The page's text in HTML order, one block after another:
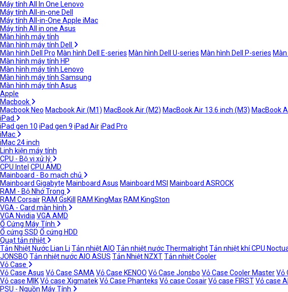
Máy tính All In One Lenovo
Máy tính All-in-one Dell
Máy tính All-in-One Apple iMac
Máy tính All in one Asus
Màn hình máy tính
Màn hình máy tính Dell
Màn hình Dell Pro Màn hình Dell E-series Màn hình Dell U-series Màn hình Dell P-series
Màn hình máy tính HP
Màn hình máy tính Lenovo
Màn hình máy tính Samsung
Màn hình máy tính Asus
Apple
Macbook
Macbook Neo Macbook Air (M1) MacBook Air (M2) MacBook Air 13.6 inch (M3) MacBook
iPad
iPad gen 10 iPad gen 9 iPad AiriPad Pro
iMac
iMac 24 inch
Linh kiện máy tính
CPU - Bộ vi xử lý
CPU Intel CPU AMD
Mainboard - Bo mạch chủ
Mainboard Gigabyte Mainboard Asus Mainboard MSI Mainboard ASROCK
RAM - Bộ Nhớ Trong
RAM Corsair RAM GsKill RAM KingMax RAM KingSton
VGA - Card màn hình
VGA Nvidia VGA AMD
Ổ Cứng Máy Tính
Ổ cứng SSD Ổ cứng HDD
Quạt tản nhiệt
Tản Nhiệt Nước Lian Li Tản nhiệt AIO Tản nhiệt nước ThermalrightTản nhiệt khí CPU
JONSBO Tản nhiệt nước AIO ASUS Tản Nhiệt NZXTTản nhiệt Cooler
Vỏ Case
Vỏ Case Asus Vỏ Case SAMA Vỏ Case KENOO Vỏ Case Jonsbo Vỏ Case Cooler MasterVỏ
Vỏ case MIKVỏ case XigmatekVỏ Case Phanteks Vỏ case CosairVỏ case FIRSTVỏ case
PSU - Nguồn Máy Tính